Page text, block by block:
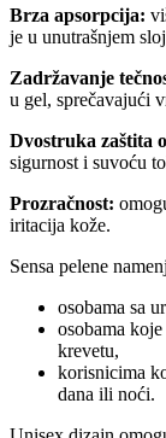
Brza apsorpcija:
je u unutrašnjem
Zadržavanje
u gel, sprečavajući
Dvostruka zaštita
sigurnost i suvoću
Prozračnost:
iritacija kože.
Sensa pelene
osobama sa
osobama
krevetu,
korisnicima
dana ili noći.